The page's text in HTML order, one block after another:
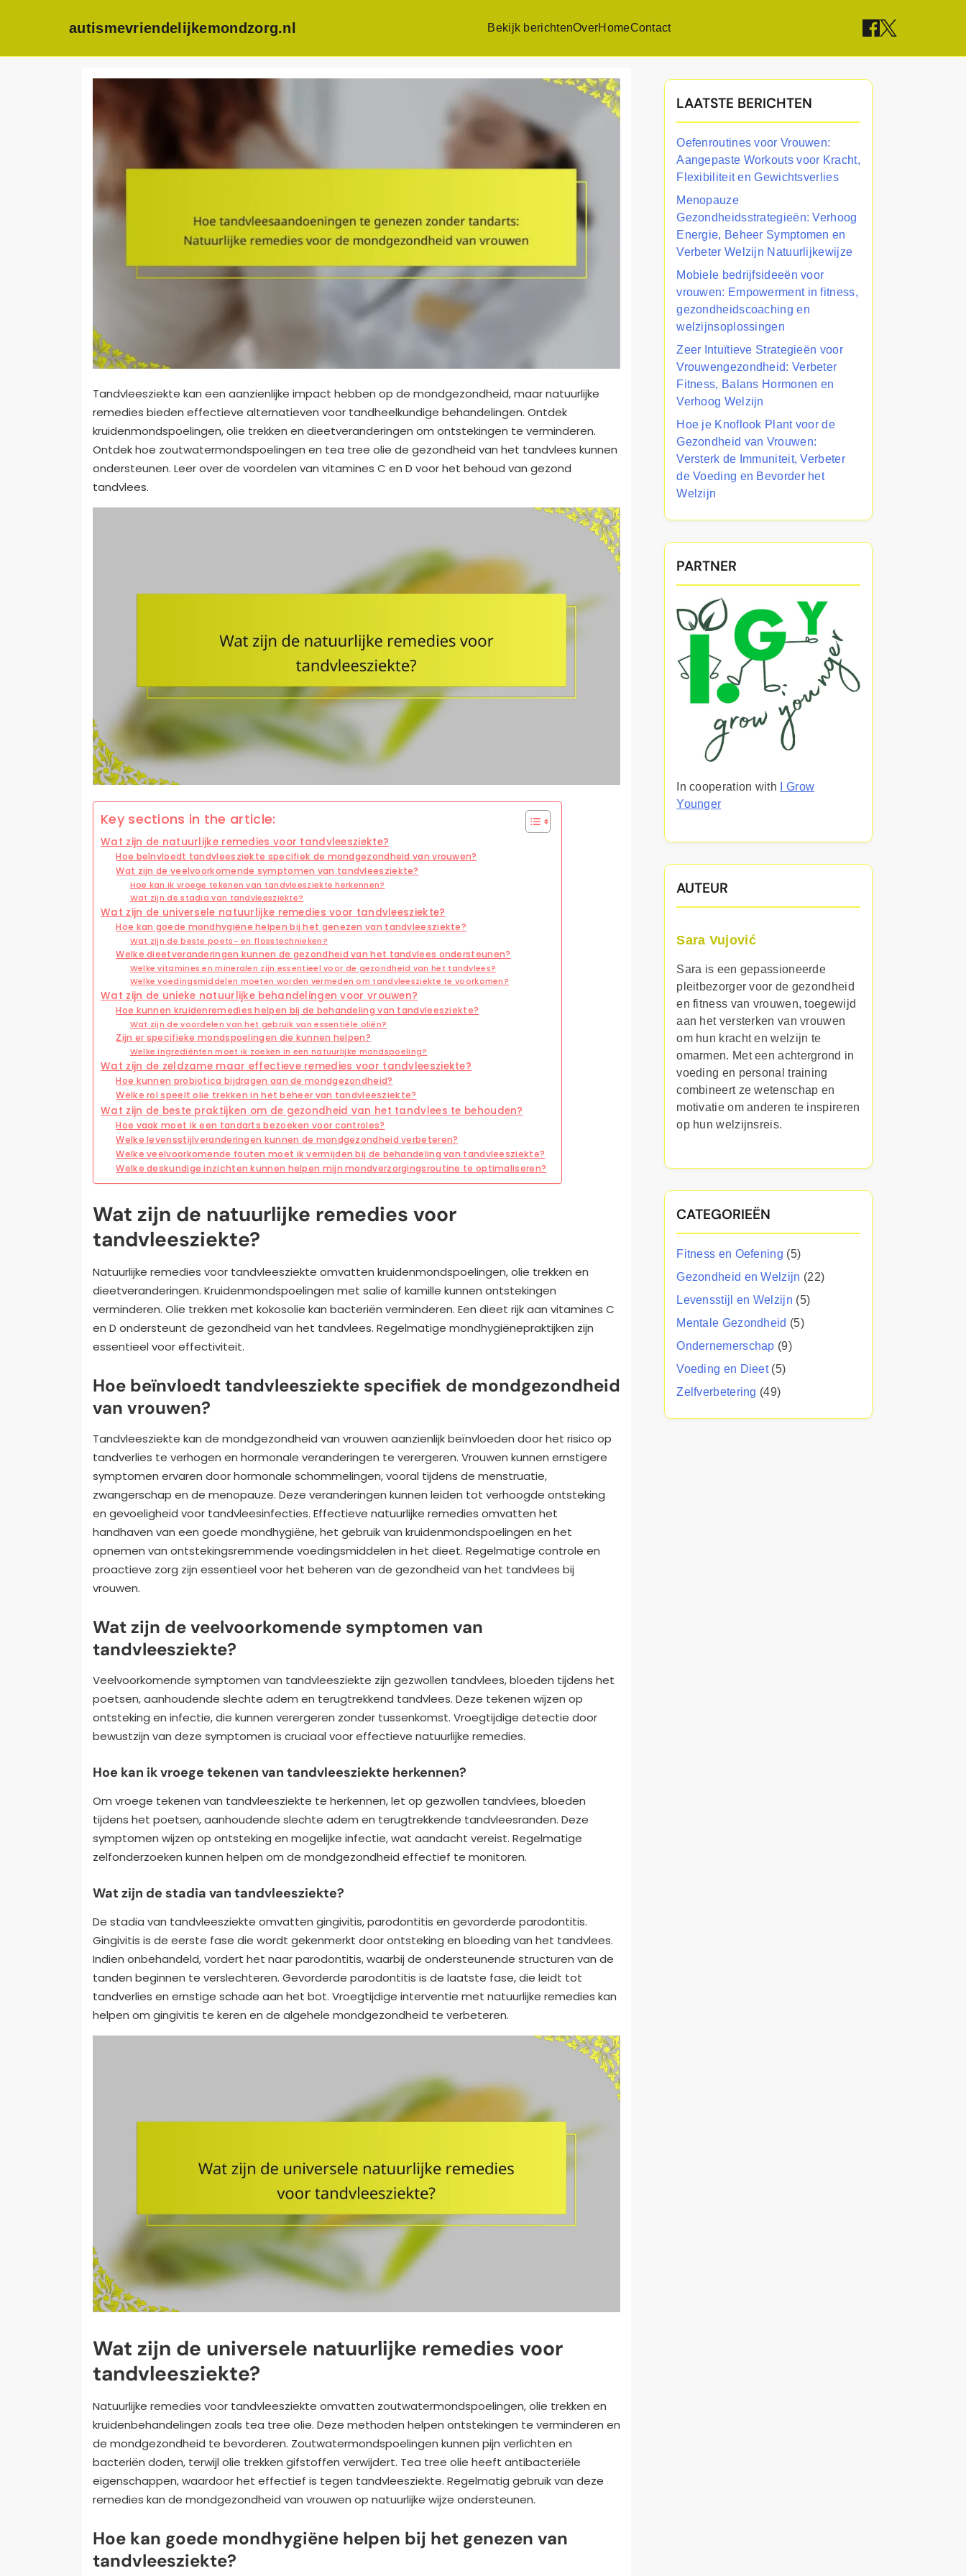
autismevriendelijkemondzorg.nl Bekijk berichtenOverHomeContact
Tandvleesziekte kan een aanzienlijke impact hebben op de mondgezondheid, maar natuurlijke
remedies bieden effectieve alternatieven voor tandheelkundige behandelingen. Ontdek
kruidenmondspoelingen, olie trekken en dieetveranderingen om ontstekingen te verminderen.
Ontdek hoe zoutwatermondspoelingen en tea tree olie de gezondheid van het tandvlees kunnen
ondersteunen. Leer over de voordelen van vitamines C en D voor het behoud van gezond
tandvlees.
Key sections in the article:
Wat zijn de natuurlijke remedies voor tandvleesziekte?
Hoe beïnvloedt tandvleesziekte specifiek de mondgezondheid van vrouwen?
Wat zijn de veelvoorkomende symptomen van tandvleesziekte?
Hoe kan ik vroege tekenen van tandvleesziekte herkennen?
Wat zijn de stadia van tandvleesziekte?
Wat zijn de universele natuurlijke remedies voor tandvleesziekte?
Hoe kan goede mondhygiëne helpen bij het genezen van tandvleesziekte?
Wat zijn de beste poets- en flosstechnieken?
Welke dieetveranderingen kunnen de gezondheid van het tandvlees ondersteunen?
Welke vitamines en mineralen zijn essentieel voor de gezondheid van het tandvlees?
Welke voedingsmiddelen moeten worden vermeden om tandvleesziekte te voorkomen?
Wat zijn de unieke natuurlijke behandelingen voor vrouwen?
Hoe kunnen kruidenremedies helpen bij de behandeling van tandvleesziekte?
Wat zijn de voordelen van het gebruik van essentiële oliën?
Zijn er specifieke mondspoelingen die kunnen helpen?
Welke ingrediënten moet ik zoeken in een natuurlijke mondspoeling?
Wat zijn de zeldzame maar effectieve remedies voor tandvleesziekte?
Hoe kunnen probiotica bijdragen aan de mondgezondheid?
Welke rol speelt olie trekken in het beheer van tandvleesziekte?
Wat zijn de beste praktijken om de gezondheid van het tandvlees te behouden?
Hoe vaak moet ik een tandarts bezoeken voor controles?
Welke levensstijlveranderingen kunnen de mondgezondheid verbeteren?
Welke veelvoorkomende fouten moet ik vermijden bij de behandeling van tandvleesziekte?
Welke deskundige inzichten kunnen helpen mijn mondverzorgingsroutine te optimaliseren?
Wat zijn de natuurlijke remedies voor
tandvleesziekte?
Natuurlijke remedies voor tandvleesziekte omvatten kruidenmondspoelingen, olie trekken en
dieetveranderingen. Kruidenmondspoelingen met salie of kamille kunnen ontstekingen
verminderen. Olie trekken met kokosolie kan bacteriën verminderen. Een dieet rijk aan vitamines C
en D ondersteunt de gezondheid van het tandvlees. Regelmatige mondhygiënepraktijken zijn
essentieel voor effectiviteit.
Hoe beïnvloedt tandvleesziekte specifiek de mondgezondheid
van vrouwen?
Tandvleesziekte kan de mondgezondheid van vrouwen aanzienlijk beïnvloeden door het risico op
tandverlies te verhogen en hormonale veranderingen te verergeren. Vrouwen kunnen ernstigere
symptomen ervaren door hormonale schommelingen, vooral tijdens de menstruatie,
zwangerschap en de menopauze. Deze veranderingen kunnen leiden tot verhoogde ontsteking
en gevoeligheid voor tandvleesinfecties. Effectieve natuurlijke remedies omvatten het
handhaven van een goede mondhygiëne, het gebruik van kruidenmondspoelingen en het
opnemen van ontstekingsremmende voedingsmiddelen in het dieet. Regelmatige controle en
proactieve zorg zijn essentieel voor het beheren van de gezondheid van het tandvlees bij
vrouwen.
Wat zijn de veelvoorkomende symptomen van
tandvleesziekte?
Veelvoorkomende symptomen van tandvleesziekte zijn gezwollen tandvlees, bloeden tijdens het
poetsen, aanhoudende slechte adem en terugtrekkend tandvlees. Deze tekenen wijzen op
ontsteking en infectie, die kunnen verergeren zonder tussenkomst. Vroegtijdige detectie door
bewustzijn van deze symptomen is cruciaal voor effectieve natuurlijke remedies.
Hoe kan ik vroege tekenen van tandvleesziekte herkennen?
Om vroege tekenen van tandvleesziekte te herkennen, let op gezwollen tandvlees, bloeden
tijdens het poetsen, aanhoudende slechte adem en terugtrekkende tandvleesranden. Deze
symptomen wijzen op ontsteking en mogelijke infectie, wat aandacht vereist. Regelmatige
zelfonderzoeken kunnen helpen om de mondgezondheid effectief te monitoren.
Wat zijn de stadia van tandvleesziekte?
De stadia van tandvleesziekte omvatten gingivitis, parodontitis en gevorderde parodontitis.
Gingivitis is de eerste fase die wordt gekenmerkt door ontsteking en bloeding van het tandvlees.
Indien onbehandeld, vordert het naar parodontitis, waarbij de ondersteunende structuren van de
tanden beginnen te verslechteren. Gevorderde parodontitis is de laatste fase, die leidt tot
tandverlies en ernstige schade aan het bot. Vroegtijdige interventie met natuurlijke remedies kan
helpen om gingivitis te keren en de algehele mondgezondheid te verbeteren.
Wat zijn de universele natuurlijke remedies voor
tandvleesziekte?
Natuurlijke remedies voor tandvleesziekte omvatten zoutwatermondspoelingen, olie trekken en
kruidenbehandelingen zoals tea tree olie. Deze methoden helpen ontstekingen te verminderen en
de mondgezondheid te bevorderen. Zoutwatermondspoelingen kunnen pijn verlichten en
bacteriën doden, terwijl olie trekken gifstoffen verwijdert. Tea tree olie heeft antibacteriële
eigenschappen, waardoor het effectief is tegen tandvleesziekte. Regelmatig gebruik van deze
remedies kan de mondgezondheid van vrouwen op natuurlijke wijze ondersteunen.
Hoe kan goede mondhygiëne helpen bij het genezen van
tandvleesziekte?
LAATSTE BERICHTEN
Oefenroutines voor Vrouwen:
Aangepaste Workouts voor Kracht,
Flexibiliteit en Gewichtsverlies
Menopauze
Gezondheidsstrategieën: Verhoog
Energie, Beheer Symptomen en
Verbeter Welzijn Natuurlijkewijze
Mobiele bedrijfsideeën voor
vrouwen: Empowerment in fitness,
gezondheidscoaching en
welzijnsoplossingen
Zeer Intuïtieve Strategieën voor
Vrouwengezondheid: Verbeter
Fitness, Balans Hormonen en
Verhoog Welzijn
Hoe je Knoflook Plant voor de
Gezondheid van Vrouwen:
Versterk de Immuniteit, Verbeter
de Voeding en Bevorder het
Welzijn
PARTNER
In cooperation with
I Grow
Younger
AUTEUR
Sara Vujović
Sara is een gepassioneerde
pleitbezorger voor de gezondheid
en fitness van vrouwen, toegewijd
aan het versterken van vrouwen
om hun kracht en welzijn te
omarmen. Met een achtergrond in
voeding en personal training
combineert ze wetenschap en
motivatie om anderen te inspireren
op hun welzijnsreis.
CATEGORIEËN
Fitness en Oefening (5)
Gezondheid en Welzijn (22)
Levensstijl en Welzijn (5)
Mentale Gezondheid (5)
Ondernemerschap (9)
Voeding en Dieet(5)
Zelfverbetering (49)